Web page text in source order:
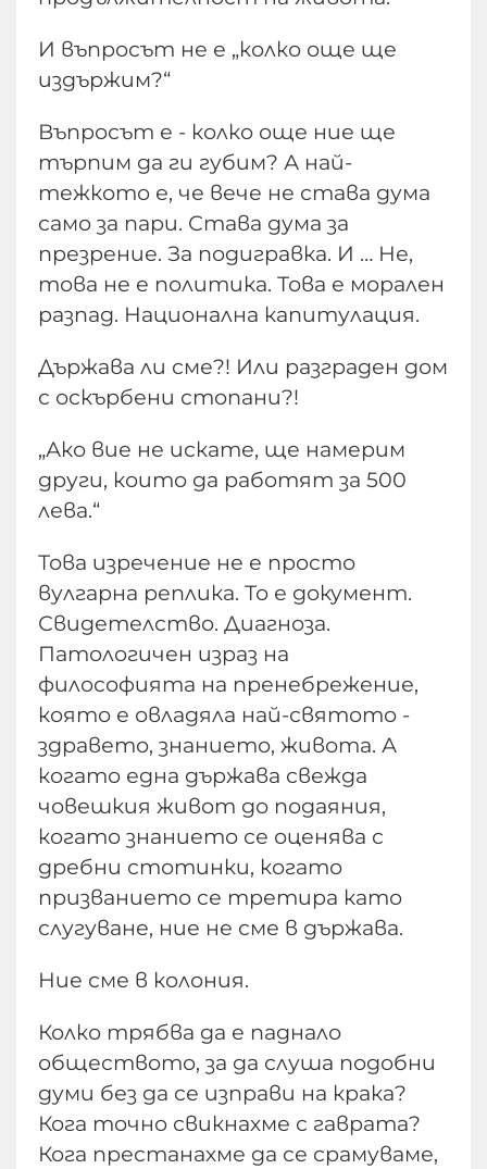
И въпросът не е „колко още ще
издържим?“
Въпросът е - колко още ние ще
търпим да ги губим? А най-
тежкото е, че вече не става дума
само за пари. Става дума за
презрение. За подигравка. И … Не,
това не е политика. Това е морален
разпад. Национална капитулация.
Държава ли сме?! Или разграден дом
с оскърбени стопани?!
„Ако вие не искате, ще намерим
други, които да работят за 500
лева.“
Това изречение не е просто
вулгарна реплика. То е документ.
Свидетелство. Диагноза.
Патологичен израз на
философията на пренебрежение,
която е овладяла най-святото -
здравето, знанието, живота. А
когато една държава свежда
човешкия живот до подаяния,
когато знанието се оценява с
дребни стотинки, когато
призванието се третира като
слугуване, ние не сме в държава.
Ние сме в колония.
Колко трябва да е паднало
обществото, за да слуша подобни
думи без да се изправи на крака?
Кога точно свикнахме с гаврата?
Кога престанахме да се срамуваме,